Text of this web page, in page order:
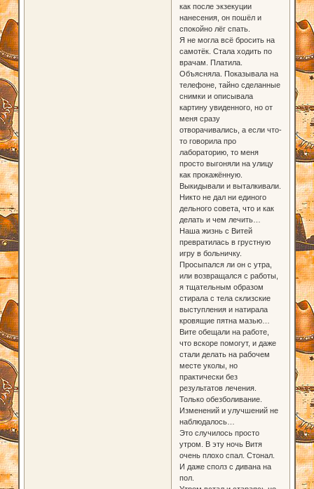
как после экзекуции
нанесения, он пошёл и
спокойно лёг спать.
Я не могла всё бросить на
самотёк. Стала ходить по
врачам. Платила.
Объясняла. Показывала на
телефоне, тайно сделанные
снимки и описывала
картину увиденного, но от
меня сразу
отворачивались, а если что-
то говорила про
лабораторию, то меня
просто выгоняли на улицу
как прокажённую.
Выкидывали и выталкивали.
Никто не дал ни единого
дельного совета, что и как
делать и чем лечить…
Наша жизнь с Витей
превратилась в грустную
игру в больничку.
Просыпался ли он с утра,
или возвращался с работы,
я тщательным образом
стирала с тела склизские
выступления и натирала
кровящие пятна мазью…
Вите обещали на работе,
что вскоре помогут, и даже
стали делать на рабочем
месте уколы, но
практически без
результатов лечения.
Только обезболивание.
Изменений и улучшений не
наблюдалось…
Это случилось просто
утром. В эту ночь Витя
очень плохо спал. Стонал.
И даже сполз с дивана на
пол.